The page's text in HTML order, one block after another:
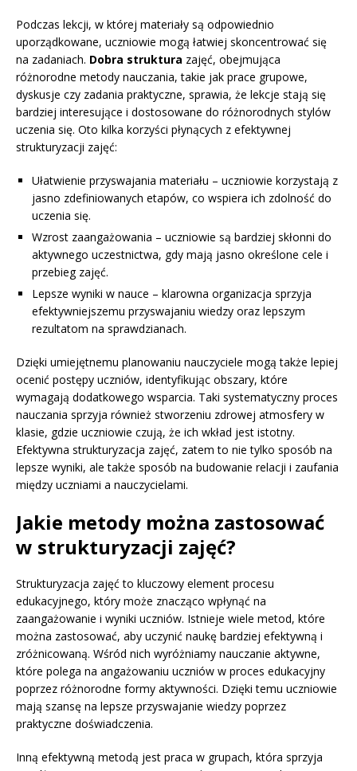
Podczas lekcji, w której materiały są odpowiednio
uporządkowane, uczniowie mogą łatwiej skoncentrować się
na zadaniach. Dobra struktura zajęć, obejmująca
różnorodne metody nauczania, takie jak prace grupowe,
dyskusje czy zadania praktyczne, sprawia, że lekcje stają się
bardziej interesujące i dostosowane do różnorodnych stylów
uczenia się. Oto kilka korzyści płynących z efektywnej
strukturyzacji zajęć:
Ułatwienie przyswajania materiału – uczniowie korzystają z
jasno zdefiniowanych etapów, co wspiera ich zdolność do
uczenia się.
Wzrost zaangażowania – uczniowie są bardziej skłonni do
aktywnego uczestnictwa, gdy mają jasno określone cele i
przebieg zajęć.
Lepsze wyniki w nauce – klarowna organizacja sprzyja
efektywniejszemu przyswajaniu wiedzy oraz lepszym
rezultatom na sprawdzianach.
Dzięki umiejętnemu planowaniu nauczyciele mogą także lepiej
ocenić postępy uczniów, identyfikując obszary, które
wymagają dodatkowego wsparcia. Taki systematyczny proces
nauczania sprzyja również stworzeniu zdrowej atmosfery w
klasie, gdzie uczniowie czują, że ich wkład jest istotny.
Efektywna strukturyzacja zajęć, zatem to nie tylko sposób na
lepsze wyniki, ale także sposób na budowanie relacji i zaufania
między uczniami a nauczycielami.
Jakie metody można zastosować
w strukturyzacji zajęć?
Strukturyzacja zajęć to kluczowy element procesu
edukacyjnego, który może znacząco wpłynąć na
zaangażowanie i wyniki uczniów. Istnieje wiele metod, które
można zastosować, aby uczynić naukę bardziej efektywną i
zróżnicowaną. Wśród nich wyróżniamy nauczanie aktywne,
które polega na angażowaniu uczniów w proces edukacyjny
poprzez różnorodne formy aktywności. Dzięki temu uczniowie
mają szansę na lepsze przyswajanie wiedzy poprzez
praktyczne doświadczenia.
Inną efektywną metodą jest praca w grupach, która sprzyja